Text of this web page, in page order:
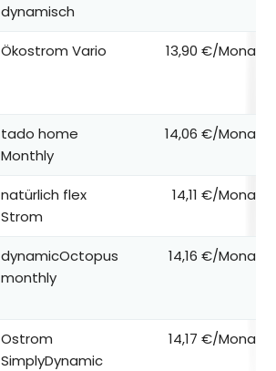
dynamisch
Ökostrom Vario 13,90 €/Monat
tado home
Monthly
14,06 €/Monat
natürlich flex
Strom
14,11 €/Monat
dynamicOctopus
monthly
14,16 €/Monat
Ostrom
SimplyDynamic
14,17 €/Monat